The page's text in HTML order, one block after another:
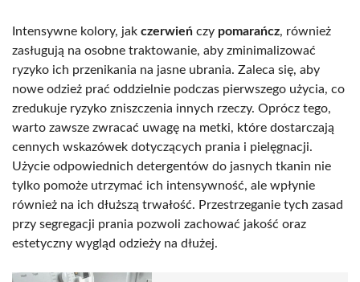
Intensywne kolory, jak czerwień czy pomarańcz, również
zasługują na osobne traktowanie, aby zminimalizować
ryzyko ich przenikania na jasne ubrania. Zaleca się, aby
nowe odzież prać oddzielnie podczas pierwszego użycia, co
zredukuje ryzyko zniszczenia innych rzeczy. Oprócz tego,
warto zawsze zwracać uwagę na metki, które dostarczają
cennych wskazówek dotyczących prania i pielęgnacji.
Użycie odpowiednich detergentów do jasnych tkanin nie
tylko pomoże utrzymać ich intensywność, ale wpłynie
również na ich dłuższą trwałość. Przestrzeganie tych zasad
przy segregacji prania pozwoli zachować jakość oraz
estetyczny wygląd odzieży na dłużej.